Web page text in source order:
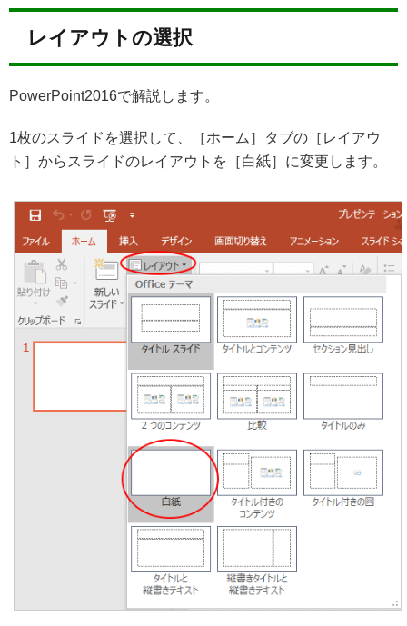
レイアウトの選択
PowerPoint2016で解説します。
1枚のスライドを選択して、［ホーム］タブの［レイアウ
ト］からスライドのレイアウトを［白紙］に変更します。